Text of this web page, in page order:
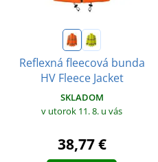
Reflexná fleecová bunda
HV Fleece Jacket
SKLADOM
v utorok 11. 8. u vás
38,77 €